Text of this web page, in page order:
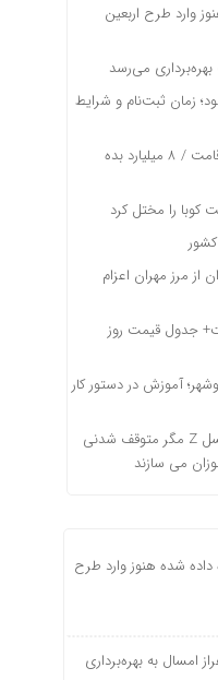
وارد طرح اربعین
بهره‌برداری می‌رسد
زمان ثبت‌نام و شرایط
کاسبی خارج‌نشین‌ها با سهمیه اقامت / ۸ میلیارد بده
کوبا را مختل کرد
از مرز مهران اعزام
جدول قیمت روز
آموزش در دستور کار
سیلیکن ولیِ تهران؛ این ایران نسل Z مگر متوقف شدنی
می سازند
داده شده هنوز وارد طرح
امسال به بهره‌برداری